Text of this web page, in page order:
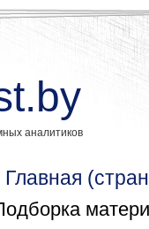
аналитиков
Главная